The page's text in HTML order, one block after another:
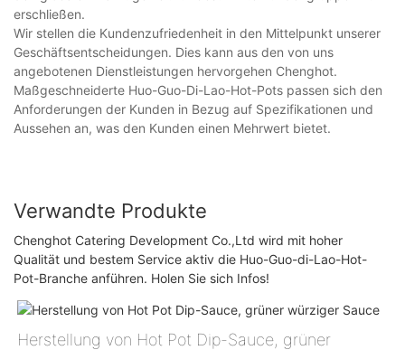
erschließen.
Wir stellen die Kundenzufriedenheit in den Mittelpunkt unserer
Geschäftsentscheidungen. Dies kann aus den von uns
angebotenen Dienstleistungen hervorgehen Chenghot.
Maßgeschneiderte Huo-Guo-Di-Lao-Hot-Pots passen sich den
Anforderungen der Kunden in Bezug auf Spezifikationen und
Aussehen an, was den Kunden einen Mehrwert bietet.
Verwandte Produkte
Chenghot Catering Development Co.,Ltd wird mit hoher
Qualität und bestem Service aktiv die Huo-Guo-di-Lao-Hot-
Pot-Branche anführen. Holen Sie sich Infos!
Herstellung von Hot Pot Dip-Sauce, grüner